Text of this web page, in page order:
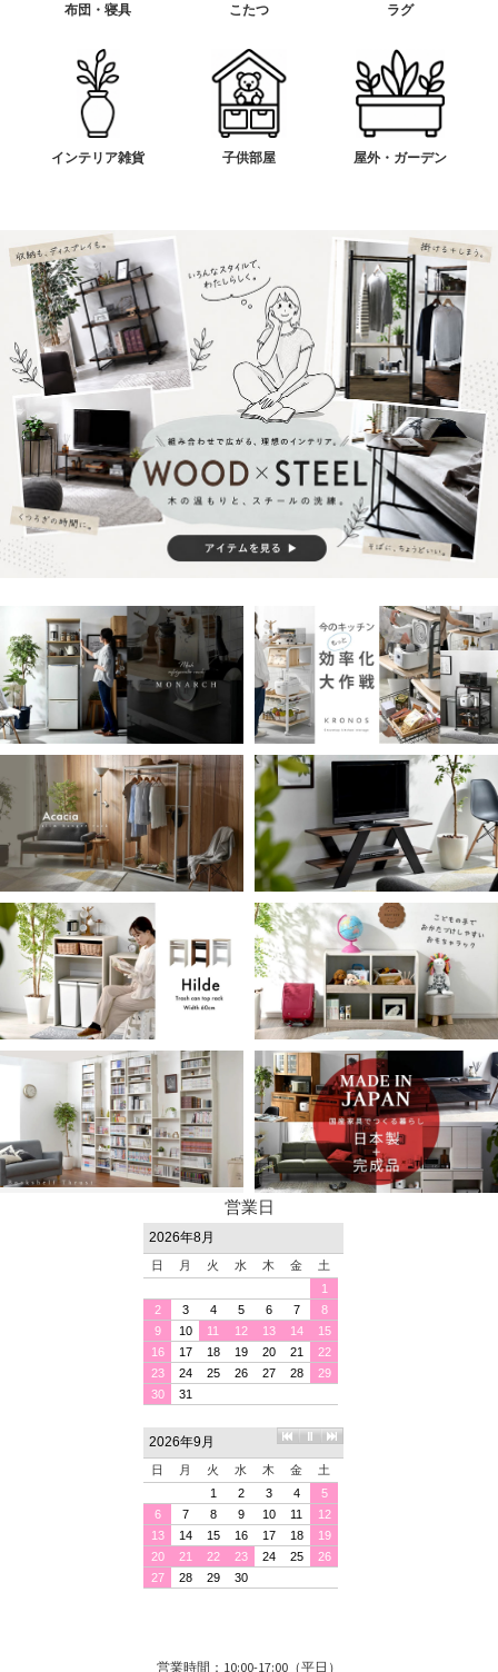
布団・寝具 こたつ ラグ
インテリア雑貨 子供部屋 屋外・ガーデン
営業日
営業時間：10:00-17:00（平日）